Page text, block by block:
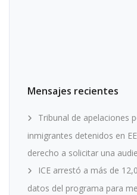
Mensajes recientes
Tribunal de apelaciones
inmigrantes detenidos en
derecho a solicitar una
ICE arrestó a más de
datos del programa para